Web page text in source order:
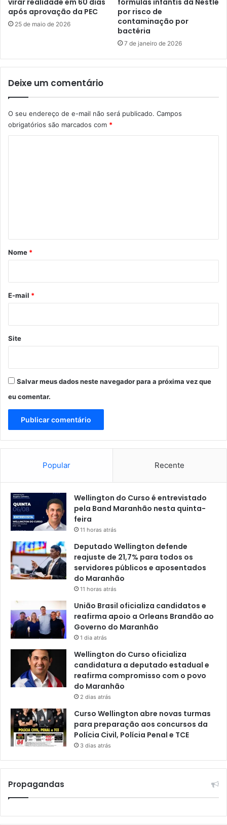
n
ã
c
a
n
a
u
t
a
o
d
o
o
n
a
após aprovação da PEC
25 de maio de 2026
por risco de
contaminação por
bactéria
7 de janeiro de 2026
Deixe um comentário
O seu endereço de e-mail não será publicado. Campos
obrigatórios são marcados com *
r
*
Nome *
E-mail *
Site
Salvar meus dados neste navegador para a próxima vez que
eu comentar.
Popular Recente
Wellington do Curso é entrevistado
pela Band Maranhão nesta quinta-
feira
11 horas atrás
Deputado Wellington defende
reajuste de 21,7% para todos os
servidores públicos e aposentados
do Maranhão
11 horas atrás
União Brasil oficializa candidatos e
reafirma apoio a Orleans Brandão ao
Governo do Maranhão
1 dia atrás
Wellington do Curso oficializa
candidatura a deputado estadual e
reafirma compromisso com o povo
do Maranhão
2 dias atrás
Curso Wellington abre novas turmas
para preparação aos concursos da
Polícia Civil, Polícia Penal e TCE
3 dias atrás
Propagandas